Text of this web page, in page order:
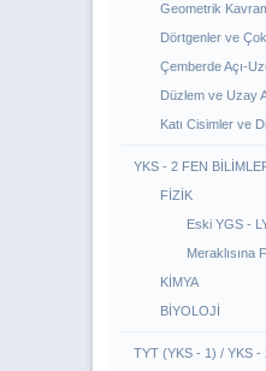
Geometrik
Dörtgenler ve
Çemberde Açı-
Düzlem ve Uzay
Katı Cisimler ve
YKS - 2 FEN
FİZİK
Eski YGS -
Meraklısına
KİMYA
BİYOLOJİ
TYT (YKS - 1) / YKS -